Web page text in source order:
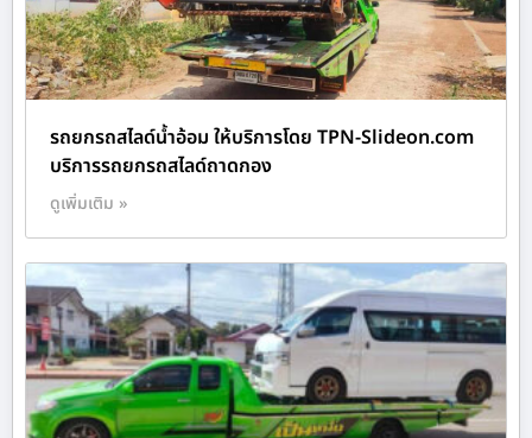
รถยกรถสไลด์น้ำอ้อม ให้บริการโดย TPN-Slideon.com
บริการรถยกรถสไลด์ถาดกอง
ดูเพิ่มเติม »